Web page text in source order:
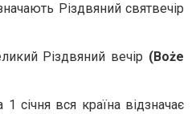
Різдвяний святвечір
Різдвяний вечір (Boże
1 січня вся країна відзначає